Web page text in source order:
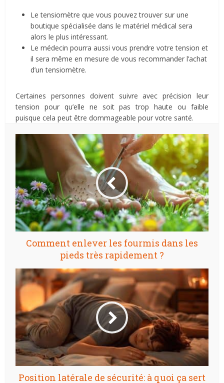
Le tensiomètre que vous pouvez trouver sur une
boutique spécialisée dans le matériel médical sera
alors le plus intéressant.
Le médecin pourra aussi vous prendre votre tension et
il sera même en mesure de vous recommander l’achat
d’un tensiomètre.
Certaines personnes doivent suivre avec précision leur
tension pour qu’elle ne soit pas trop haute ou faible
puisque cela peut être dommageable pour votre santé.
Comment enlever les fourmis dans les
pieds très rapidement ?
Position latérale de sécurité: à quoi ça sert